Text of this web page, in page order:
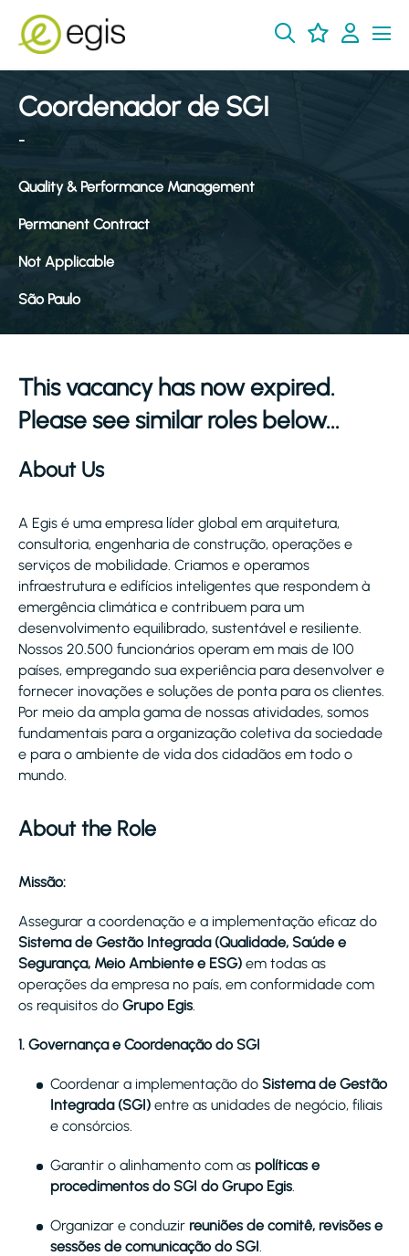
Coordenador de SGI
-
Quality & Performance Management
Permanent Contract
Not Applicable
São Paulo
This vacancy has now expired.
Please see similar roles below...
About Us
A Egis é uma empresa líder global em arquitetura,
consultoria, engenharia de construção, operações e
serviços de mobilidade. Criamos e operamos
infraestrutura e edifícios inteligentes que respondem à
emergência climática e contribuem para um
desenvolvimento equilibrado, sustentável e resiliente.
Nossos 20.500 funcionários operam em mais de 100
países, empregando sua experiência para desenvolver e
fornecer inovações e soluções de ponta para os clientes.
Por meio da ampla gama de nossas atividades, somos
fundamentais para a organização coletiva da sociedade
e para o ambiente de vida dos cidadãos em todo o
mundo.
About the Role
Missão:
Assegurar a coordenação e a implementação eficaz do
Sistema de Gestão Integrada (Qualidade, Saúde e
Segurança, Meio Ambiente e ESG) em todas as
operações da empresa no país, em conformidade com
os requisitos do Grupo Egis.
1. Governança e Coordenação do SGI
Coordenar a implementação do Sistema de Gestão
Integrada (SGI) entre as unidades de negócio, filiais
e consórcios.
Garantir o alinhamento com as políticas e
procedimentos do SGI do Grupo Egis.
Organizar e conduzir reuniões de comitê, revisões e
sessões de comunicação do SGI.